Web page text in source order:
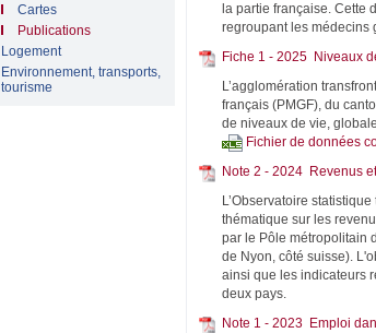
Cartes
Publications
Logement
Environnement, transports,
tourisme
la partie française. Cette
regroupant les médecins
Fiche 1 - 2025 Niveaux
L’agglomération
français (PMGF), du
de niveaux de vie,
Fichier de données
Note 2 - 2024 Revenus
L’Observatoire
thématique sur les
par le Pôle métropolitain
de Nyon, côté suisse).
ainsi que les indicateurs
deux pays.
Note 1 - 2023 Emploi